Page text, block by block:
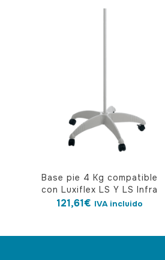
Base pie 4 Kg compatible
con Luxiflex LS Y LS Infra
121,61€ IVA incluido